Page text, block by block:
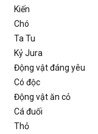
Kiến
Chó
Ta Tu
Kỷ Jura
Động vật đáng yêu
Có độc
Động vật ăn cỏ
Cá đuối
Thỏ